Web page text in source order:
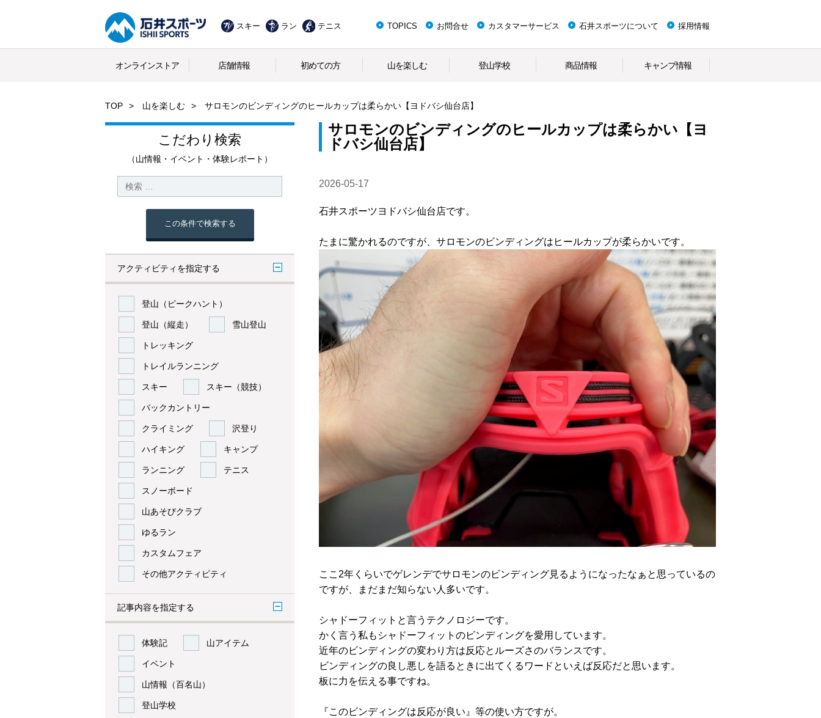
スキー ラン テニス TOPICS お問合せ カスタマーサービス 石井スポーツについて 採用情報
オンラインストア 店舗情報 初めての方 山を楽しむ 登山学校 商品情報 キャンプ情報
TOP 山を楽しむ サロモンのビンディングのヒールカップは柔らかい【ヨドバシ仙台店】
こだわり検索
（山情報・イベント・体験レポート）
この条件で検索する
アクティビティを指定する
登山（ピークハント）
登山（縦走） 雪山登山
トレッキング
トレイルランニング
スキー スキー（競技）
バックカントリー
クライミング 沢登り
ハイキング キャンプ
ランニング テニス
スノーボード
山あそびクラブ
ゆるラン
カスタムフェア
その他アクティビティ
記事内容を指定する
体験記 山アイテム
イベント
山情報（百名山）
登山学校
サロモンのビンディングのヒールカップは柔らかい【ヨ
ドバシ仙台店】
2026-05-17
石井スポーツヨドバシ仙台店です。
たまに驚かれるのですが、サロモンのビンディングはヒールカップが柔らかいです。
ここ2年くらいでゲレンデでサロモンのビンディング見るようになったなぁと思っているの
ですが、まだまだ知らない人多いです。
シャドーフィットと言うテクノロジーです。
かく言う私もシャドーフィットのビンディングを愛用しています。
近年のビンディングの変わり方は反応とルーズさのバランスです。
ビンディングの良し悪しを語るときに出てくるワードといえば反応だと思います。
板に力を伝える事ですね。
『このビンディングは反応が良い』等の使い方ですが。